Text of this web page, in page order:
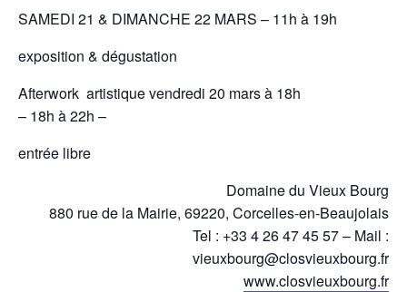
SAMEDI 21 & DIMANCHE 22 MARS – 11h à 19h
exposition & dégustation
Afterwork artistique vendredi 20 mars à 18h
– 18h à 22h –
entrée libre
Domaine du Vieux Bourg
880 rue de la Mairie, 69220, Corcelles-en-Beaujolais
Tel : +33 4 26 47 45 57 – Mail :
vieuxbourg@closvieuxbourg.fr
www.closvieuxbourg.fr